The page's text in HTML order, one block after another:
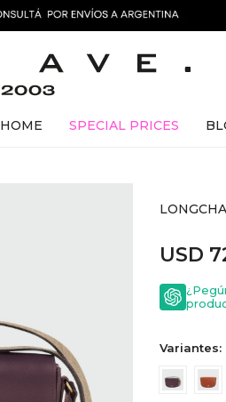
HOME SPECIAL PRICES
USD
Variantes: